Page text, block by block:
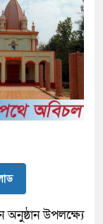
অনুষ্ঠান উপলক্ষ্যে